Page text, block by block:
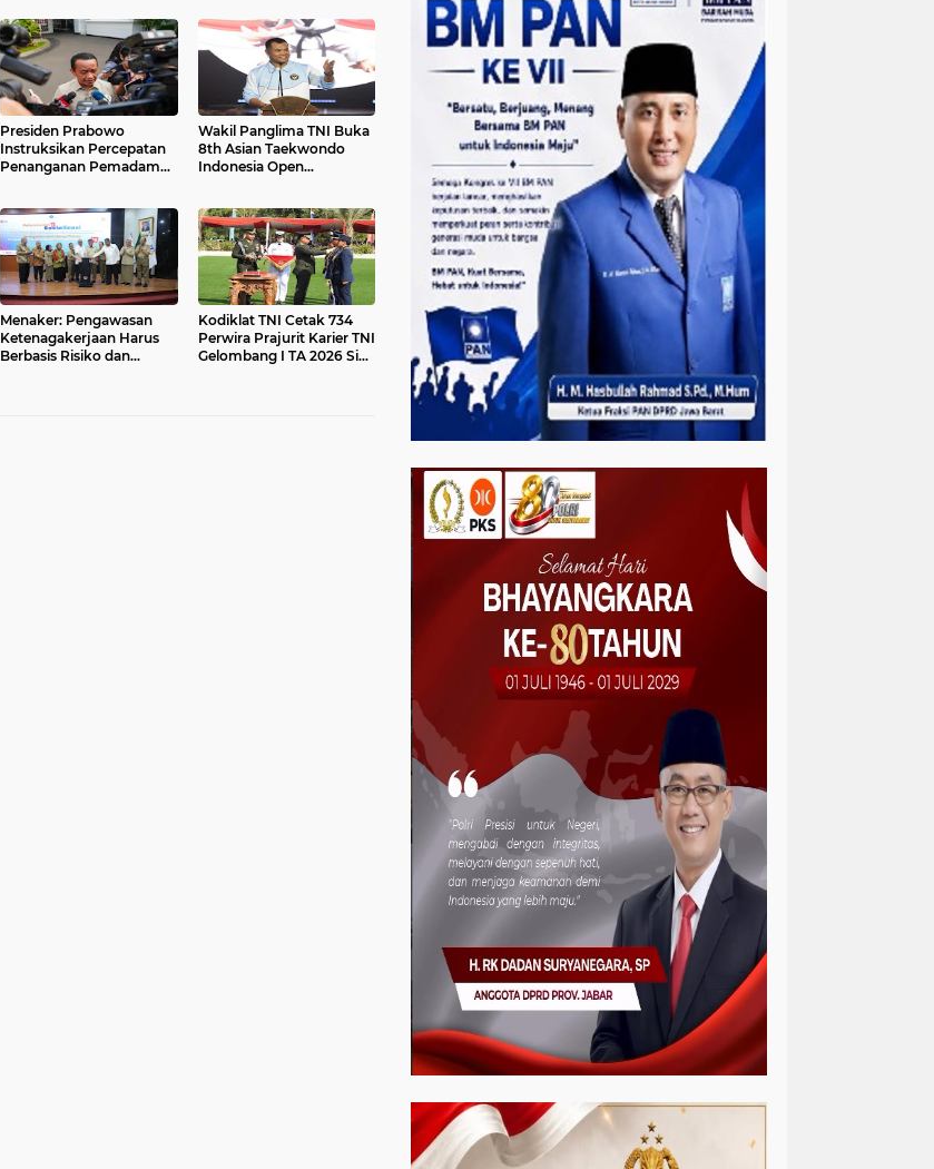
Presiden Prabowo
Instruksikan Percepatan
Penanganan Pemadaman
Wakil Panglima TNI Buka
8th Asian Taekwondo
Indonesia Open
Menaker: Pengawasan
Ketenagakerjaan Harus
Berbasis Risiko dan
Kodiklat TNI Cetak 734
Perwira Prajurit Karier TNI
Gelombang I TA 2026 Siap